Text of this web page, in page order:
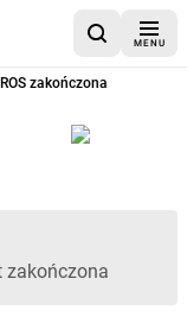
MENU
zakończona
zakończona